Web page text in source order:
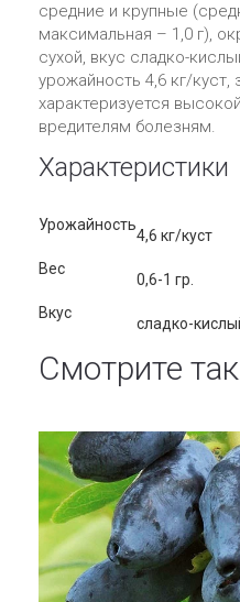
средние и крупные
максимальная – 1,0 г),
сухой, вкус сладко-
урожайность 4,6 кг/куст,
характеризуется
вредителям болезням.
Характеристики
Урожайность
4,6 кг/куст
Вес
0,6-1 гр.
Вкус
сладко-
Смотрите